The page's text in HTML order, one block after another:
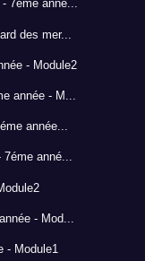
7éme anné...
des mer...
- Module2
année - M...
année...
7éme anné...
- Mod...
- Module1